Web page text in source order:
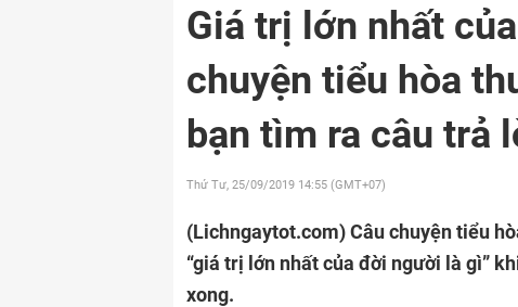
Giá trị lớn nhất
chuyện tiểu hòa
bạn tìm ra câu trả
Thứ Tư, 25/09/2019 14:55 (GMT+07)
(Lichngaytot.com)Câu chuyện tiểu
“giá trị lớn nhất của đời người là gì”
xong.